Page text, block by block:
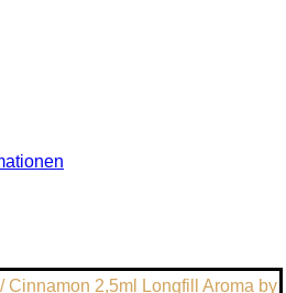
/ Cinnamon 2,5ml Longfill Aroma by